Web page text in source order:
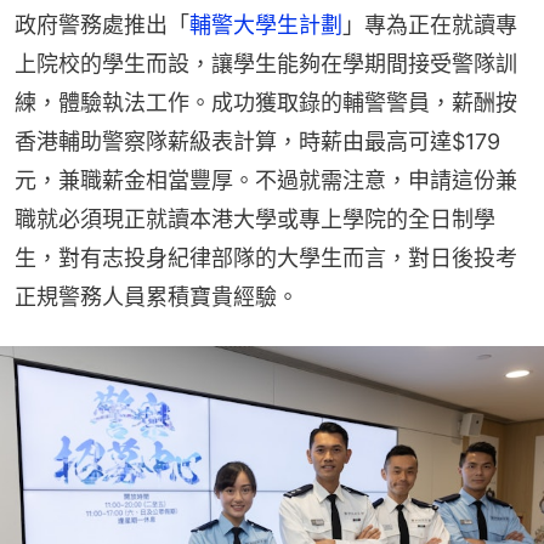
政府警務處推出「輔警大學生計劃 」專為正在就讀專
上院校的學生而設，讓學生能夠在學期間接受警隊訓
練，體驗執法工作。成功獲取錄的輔警警員，薪酬按
香港輔助警察隊薪級表計算，時薪由最高可達$179
元，兼職薪金相當豐厚。不過就需注意，申請這份兼
職就必須現正就讀本港大學或專上學院的全日制學
生，對有志投身紀律部隊的大學生而言，對日後投考
正規警務人員累積寶貴經驗。